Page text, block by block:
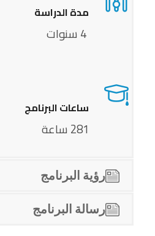
مدة الدراسة
4 سنوات
ساعات البرنامج
281 ساعة
رؤية البرنامج
رسالة البرنامج